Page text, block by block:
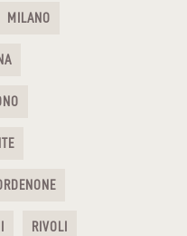
MILANO
RIVOLI